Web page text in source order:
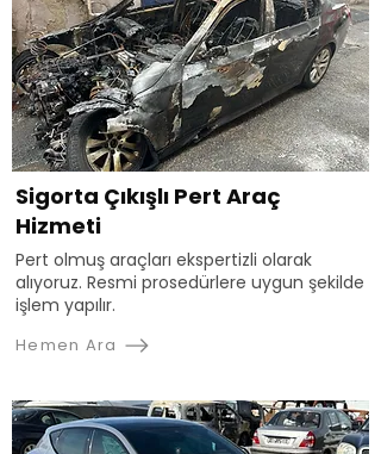
Sigorta Çıkışlı Pert Araç
Hizmeti
Pert olmuş araçları ekspertizli olarak
alıyoruz. Resmi prosedürlere uygun şekilde
işlem yapılır.
Hemen Ara